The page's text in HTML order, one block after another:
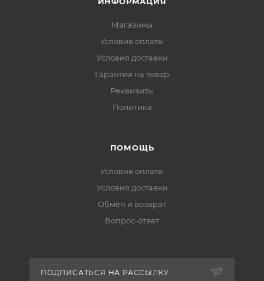
Магазины
Условия оплаты
Условия доставки
Гарантия на товар
Реквизиты
Политика
ПОМОЩЬ
Условия оплаты
Условия доставки
Обмен и возврат
Вопрос-ответ
ПОДПИСАТЬСЯ НА РАССЫЛКУ